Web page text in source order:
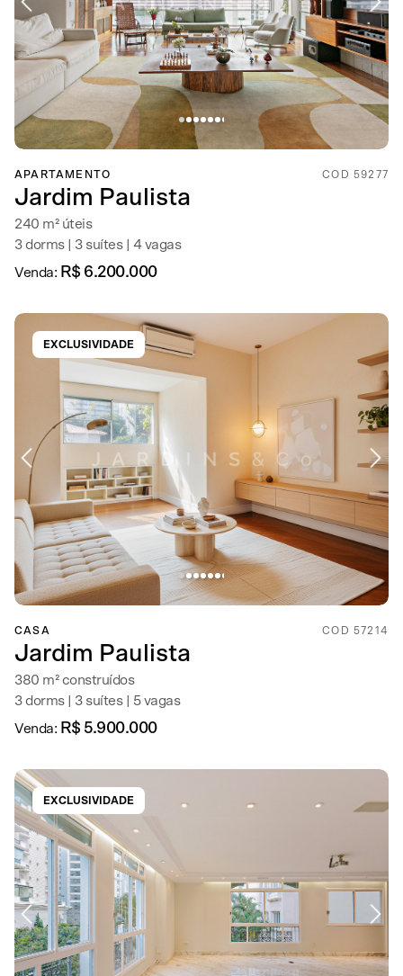
APARTAMENTO COD 59277
Jardim Paulista
240 m² úteis
3 dorms | 3 suítes | 4 vagas
Venda: R$ 6.200.000
EXCLUSIVIDADE
CASA COD 57214
Jardim Paulista
380 m² construídos
3 dorms | 3 suítes | 5 vagas
Venda: R$ 5.900.000
EXCLUSIVIDADE